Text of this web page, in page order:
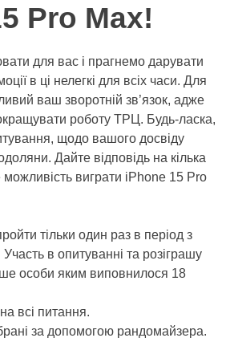
Pro Max!
для вас і прагнемо дарувати
в ці нелегкі для всіх часи. Для
ваш зворотній зв’язок, адже
роботу ТРЦ. Будь-ласка,
щодо вашого досвіду
Дайте відповідь на кілька
можливість виграти iPhone 15 Pro
тільки один раз в період з
в опитуванні та розіграшу
особи яким виповнилося 18
всі питання.
за допомогою рандомайзера.